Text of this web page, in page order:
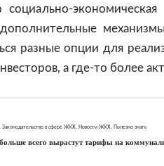
экономическая
разные опции для
а где-то более
Законодательство в сфере ЖКХ Новости ЖКХ Полезно знать
больше всего вырастут тарифы на